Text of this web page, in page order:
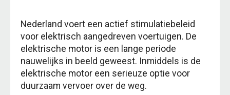
Nederland voert een actief stimulatiebeleid
voor elektrisch aangedreven voertuigen. De
elektrische motor is een lange periode
nauwelijks in beeld geweest. Inmiddels is de
elektrische motor een serieuze optie voor
duurzaam vervoer over de weg.